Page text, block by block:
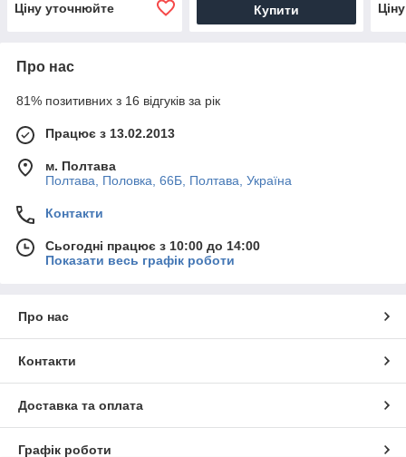
Ціну уточнюйте Купити
Про нас
81% позитивних з 16 відгуків за рік
Працює з 13.02.2013
м. Полтава
Полтава, Половка, 66Б, Полтава, Україна
Контакти
Сьогодні працює з 10:00 до 14:00
Показати весь графік роботи
Про нас
Контакти
Доставка та оплата
Графік роботи